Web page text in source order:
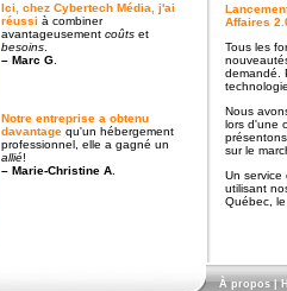
Ici, chez Cybertech Média, j'ai
réussi à combiner
avantageusement coûts et
besoins
– Marc G
Notre entreprise a obtenu
davantage qu'un hébergement
professionnel, elle a gagné un
allié!
– Marie-Christine A
Affaires
Tous les
demandé.
Nous
lors d'une
sur le
Un service
utilisant
Québec,
À propos|